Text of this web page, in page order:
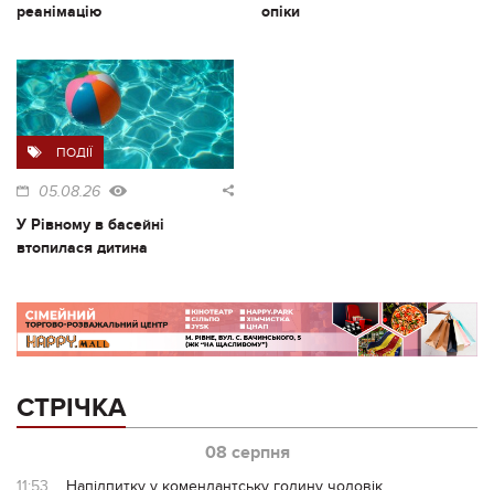
реанімацію
опіки
ПОДІЇ
05.08.26
У Рівному в басейні
втопилася дитина
СТРІЧКА
08 серпня